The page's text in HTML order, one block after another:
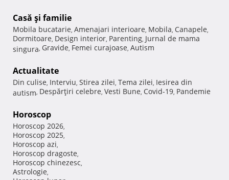
Casă şi familie
Mobila bucatarie, Amenajari interioare, Mobila, Canapele,
Dormitoare, Design interior, Parenting, Jurnal de mama
singura, Gravide, Femei curajoase, Autism
Actualitate
Din culise, Interviu, Stirea zilei, Tema zilei, Iesirea din
autism, Despărţiri celebre, Vesti Bune, Covid-19, Pandemie
Horoscop
Horoscop 2026,
Horoscop 2025,
Horoscop azi,
Horoscop dragoste,
Horoscop chinezesc,
Astrologie,